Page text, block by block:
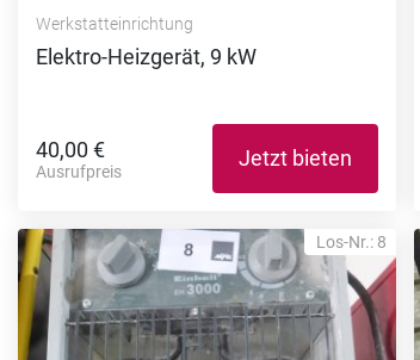
Werkstatteinrichtung
Elektro-Heizgerät, 9 kW
40,00 €
Ausrufpreis
Jetzt bieten
Los-Nr.: 8